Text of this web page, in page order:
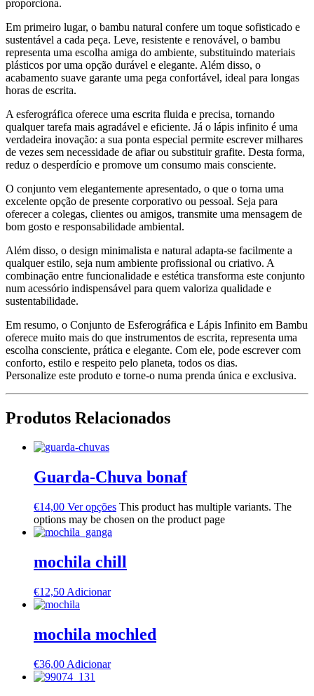
proporciona.
Em primeiro lugar, o bambu natural confere um toque sofisticado e
sustentável a cada peça. Leve, resistente e renovável, o bambu
representa uma escolha amiga do ambiente, substituindo materiais
plásticos por uma opção durável e elegante. Além disso, o
acabamento suave garante uma pega confortável, ideal para longas
horas de escrita.
A esferográfica oferece uma escrita fluida e precisa, tornando
qualquer tarefa mais agradável e eficiente. Já o lápis infinito é uma
verdadeira inovação: a sua ponta especial permite escrever milhares
de vezes sem necessidade de afiar ou substituir grafite. Desta forma,
reduz o desperdício e promove um consumo mais consciente.
O conjunto vem elegantemente apresentado, o que o torna uma
excelente opção de presente corporativo ou pessoal. Seja para
oferecer a colegas, clientes ou amigos, transmite uma mensagem de
bom gosto e responsabilidade ambiental.
Além disso, o design minimalista e natural adapta-se facilmente a
qualquer estilo, seja num ambiente profissional ou criativo. A
combinação entre funcionalidade e estética transforma este conjunto
num acessório indispensável para quem valoriza qualidade e
sustentabilidade.
Em resumo, o Conjunto de Esferográfica e Lápis Infinito em Bambu
oferece muito mais do que instrumentos de escrita, representa uma
escolha consciente, prática e elegante. Com ele, pode escrever com
conforto, estilo e respeito pelo planeta, todos os dias.
Personalize este produto e torne-o numa prenda única e exclusiva.
Produtos Relacionados
Guarda-Chuva bonaf
€14,00 Ver opções This product has multiple variants. The
options may be chosen on the product page
mochila chill
€12,50 Adicionar
mochila mochled
€36,00 Adicionar